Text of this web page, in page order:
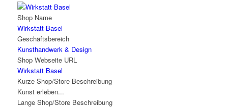
Shop Name
Wirkstatt Basel
Geschäftsbereich
Kunsthandwerk & Design
Shop Webseite URL
Wirkstatt Basel
Kurze Shop/Store Beschreibung
Kunst erleben...
Lange Shop/Store Beschreibung